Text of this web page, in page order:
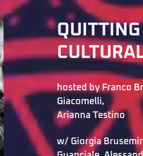
hosted by Franco
Giacomelli,
Arianna Testino
w/ Giorgia